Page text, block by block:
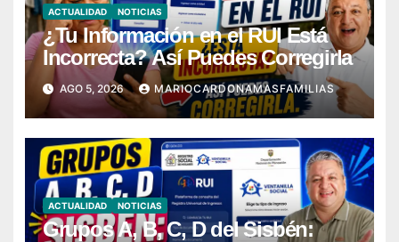
ACTUALIDAD NOTICIAS
¿Tu Información en el RUI Está
Incorrecta? Así Puedes Corregirla
AGO 5, 2026 MARIOCARDONAMASFAMILIAS
ACTUALIDAD NOTICIAS
Grupos A, B, C, D del Sisbén: